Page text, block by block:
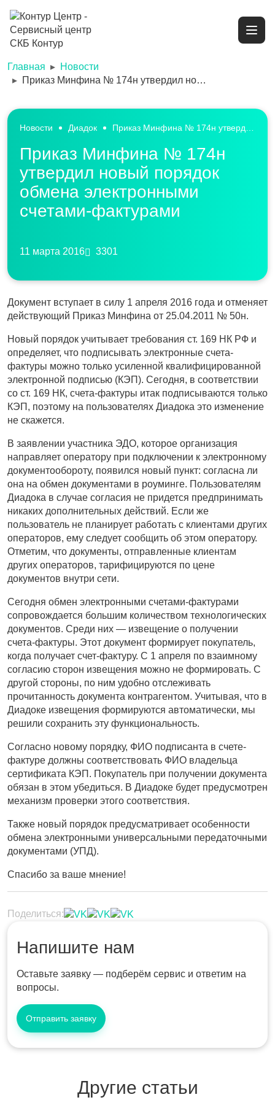
Главная
Новости
Приказ Минфина № 174н утвердил новый порядок обмена электронными счетами-фактурами
Новости Диадок
Приказ Минфина № 174н
утвердил новый порядок
обмена электронными
счетами-фактурами
11 марта 2016 3301
Документ вступает в силу 1 апреля 2016 года и отменяет
действующий Приказ Минфина от 25.04.2011 № 50н.
Новый порядок учитывает требования ст. 169 НК РФ и
определяет, что подписывать электронные счета-
фактуры можно только усиленной квалифицированной
электронной подписью (КЭП). Сегодня, в соответствии
со ст. 169 НК, счета-фактуры итак подписываются только
КЭП, поэтому на пользователях Диадока это изменение
не скажется.
В заявлении участника ЭДО, которое организация
направляет оператору при подключении к электронному
документообороту, появился новый пункт: согласна ли
она на обмен документами в роуминге. Пользователям
Диадока в случае согласия не придется предпринимать
никаких дополнительных действий. Если же
пользователь не планирует работать с клиентами других
операторов, ему следует сообщить об этом оператору.
Отметим, что документы, отправленные клиентам
других операторов, тарифицируются по цене
документов внутри сети.
Сегодня обмен электронными счетами-фактурами
сопровождается большим количеством технологических
документов. Среди них — извещение о получении
счета-фактуры. Этот документ формирует покупатель,
когда получает счет-фактуру. С 1 апреля по взаимному
согласию сторон извещения можно не формировать. С
другой стороны, по ним удобно отслеживать
прочитанность документа контрагентом. Учитывая, что в
Диадоке извещения формируются автоматически, мы
решили сохранить эту функциональность.
Согласно новому порядку, ФИО подписанта в счете-
фактуре должны соответствовать ФИО владельца
сертификата КЭП. Покупатель при получении документа
обязан в этом убедиться. В Диадоке будет предусмотрен
механизм проверки этого соответствия.
Также новый порядок предусматривает особенности
обмена электронными универсальными передаточными
документами (УПД).
Спасибо за ваше мнение!
Напишите нам
Оставьте заявку — подберём сервис и ответим на
вопросы.
Отправить заявку
Поделиться:
Другие статьи